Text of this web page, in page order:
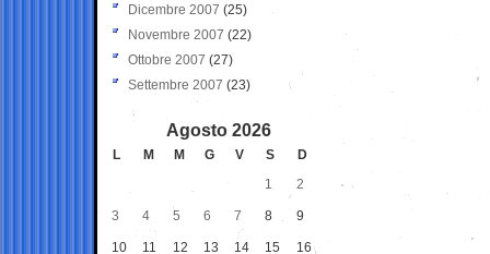
Dicembre 2007 (25)
Novembre 2007 (22)
Ottobre 2007 (27)
Settembre 2007 (23)
Agosto 2026
L M M G V S
D
1
2
3 4 5 6 7 8 9
10 11 12 13 14 15 16